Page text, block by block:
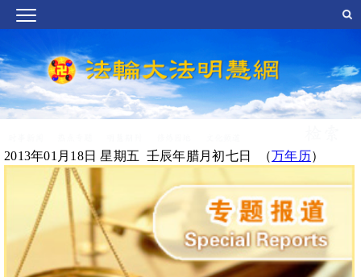
2013年01月18日 星期五 壬辰年腊月初七日 （万年历）